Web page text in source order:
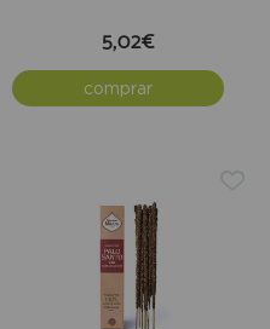
5,02€
comprar